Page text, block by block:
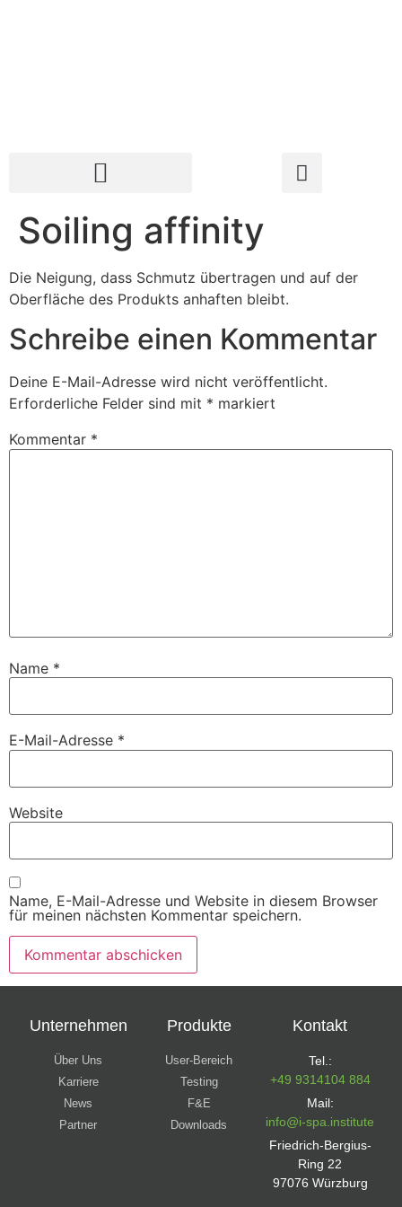
Soiling affinity
Die Neigung, dass Schmutz übertragen und auf der
Oberfläche des Produkts anhaften bleibt.
Schreibe einen Kommentar
Deine E-Mail-Adresse wird nicht veröffentlicht.
Erforderliche Felder sind mit * markiert
Kommentar *
Name *
E-Mail-Adresse *
Website
Name, E-Mail-Adresse und Website in diesem Browser
für meinen nächsten Kommentar speichern.
Unternehmen
Über Uns
Karriere
News
Partner
Produkte
User-Bereich
Testing
F&E
Downloads
Kontakt
Tel.:
+49 9314104 884
Mail:
info@i-spa.institute
Friedrich-Bergius-
Ring 22
97076 Würzburg